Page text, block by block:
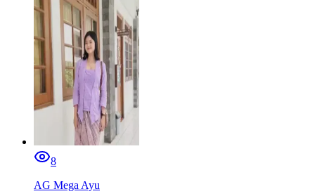
8
AG Mega Ayu